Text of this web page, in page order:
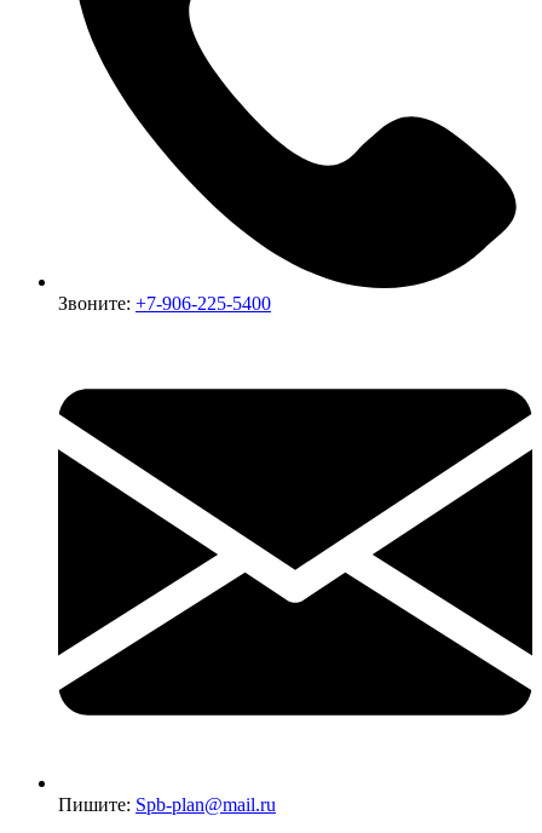
Звоните: +7-906-225-5400
Пишите: Spb-plan@mail.ru